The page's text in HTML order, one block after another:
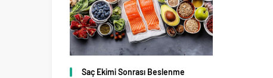
Saç Ekimi Sonrası Beslenme